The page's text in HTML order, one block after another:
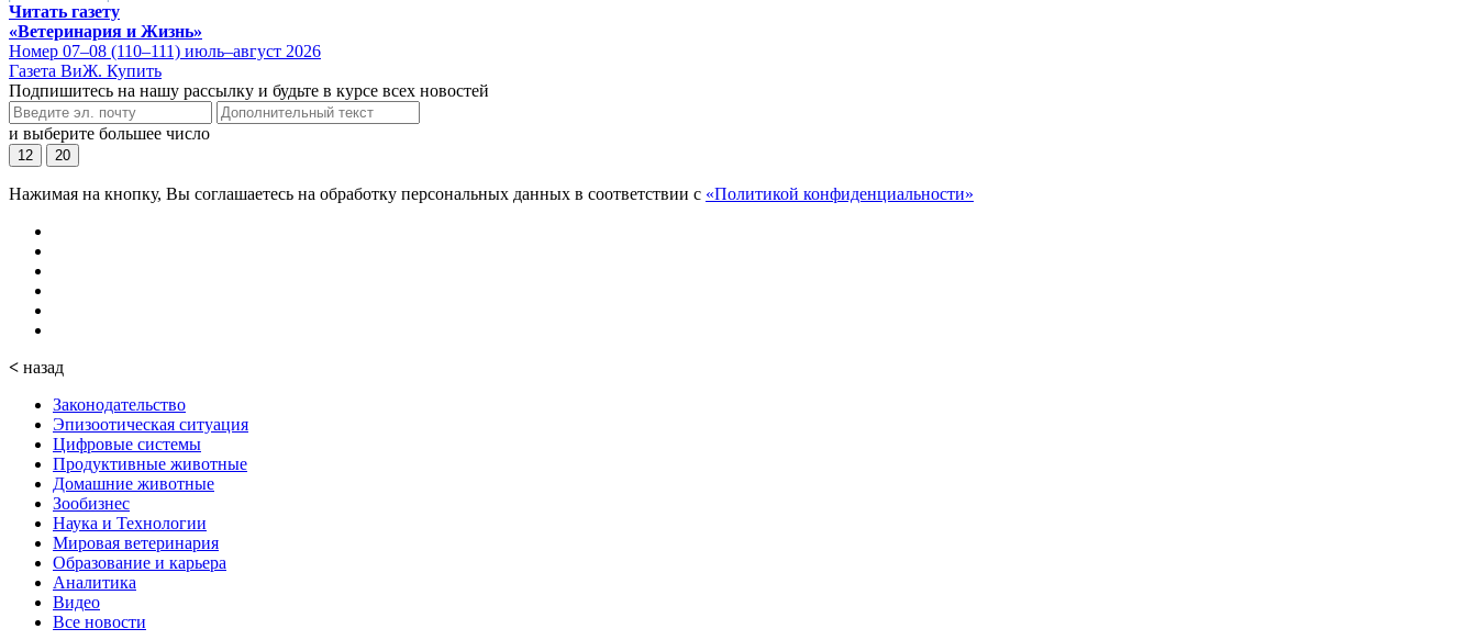
Читать газету
«Ветеринария и Жизнь»
Номер 07–08 (110–111) июль–август 2026
Газета ВиЖ. Купить
Подпишитесь на нашу рассылку и будьте в курсе всех новостей
и выберите большее число
12 20
Нажимая на кнопку, Вы соглашаетесь на обработку персональных данных в соответствии с «Политикой конфиденциальности»
< назад
Законодательство
Эпизоотическая ситуация
Цифровые системы
Продуктивные животные
Домашние животные
Зообизнес
Наука и Технологии
Мировая ветеринария
Образование и карьера
Аналитика
Видео
Все новости